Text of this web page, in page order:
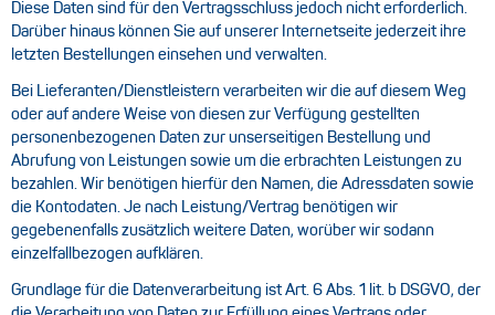
Diese Daten sind für den Vertragsschluss jedoch nicht erforderlich.
Darüber hinaus können Sie auf unserer Internetseite jederzeit ihre
letzten Bestellungen einsehen und verwalten.
Bei Lieferanten/Dienstleistern verarbeiten wir die auf diesem Weg
oder auf andere Weise von diesen zur Verfügung gestellten
personenbezogenen Daten zur unserseitigen Bestellung und
Abrufung von Leistungen sowie um die erbrachten Leistungen zu
bezahlen. Wir benötigen hierfür den Namen, die Adressdaten sowie
die Kontodaten. Je nach Leistung/Vertrag benötigen wir
gegebenenfalls zusätzlich weitere Daten, worüber wir sodann
einzelfallbezogen aufklären.
Grundlage für die Datenverarbeitung ist Art. 6 Abs. 1 lit. b DSGVO, der